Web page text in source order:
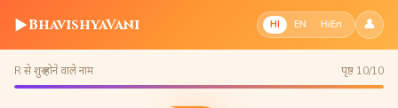
▶BhavishyaVani HI EN HiEn 👤
R से शुरू होने वाले नाम पृष्ठ 10/10